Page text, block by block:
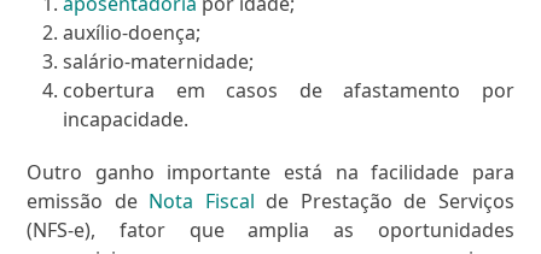
auxílio-doença;
salário-maternidade;
cobertura em casos de afastamento por
incapacidade.
Outro ganho importante está na facilidade para
emissão de Nota Fiscal de Prestação de Serviços
(NFS-e), fator que amplia as oportunidades